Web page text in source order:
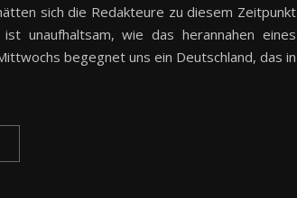
sich die Redakteure zu diesem Zeitpunkt
unaufhaltsam, wie das herannahen eines
begegnet uns ein Deutschland, das in